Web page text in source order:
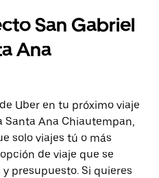
San Gabriel
Ana
Uber en tu próximo viaje
Santa Ana Chiautempan,
solo viajes tú o más
de viaje que se
presupuesto. Si quieres